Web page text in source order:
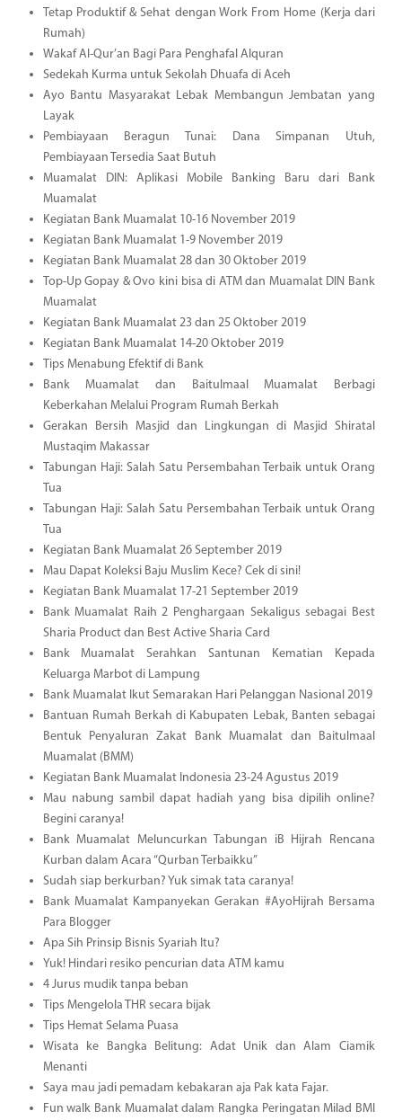
Tetap Produktif & Sehat dengan Work From Home (Kerja dari
Rumah)
Wakaf Al-Qur’an Bagi Para Penghafal Alquran
Sedekah Kurma untuk Sekolah Dhuafa di Aceh
Ayo Bantu Masyarakat Lebak Membangun Jembatan yang
Layak
Pembiayaan Beragun Tunai: Dana Simpanan Utuh,
Pembiayaan Tersedia Saat Butuh
Muamalat DIN: Aplikasi Mobile Banking Baru dari Bank
Muamalat
Kegiatan Bank Muamalat 10-16 November 2019
Kegiatan Bank Muamalat 1-9 November 2019
Kegiatan Bank Muamalat 28 dan 30 Oktober 2019
Top-Up Gopay & Ovo kini bisa di ATM dan Muamalat DIN Bank
Muamalat
Kegiatan Bank Muamalat 23 dan 25 Oktober 2019
Kegiatan Bank Muamalat 14-20 Oktober 2019
Tips Menabung Efektif di Bank
Bank Muamalat dan Baitulmaal Muamalat Berbagi
Keberkahan Melalui Program Rumah Berkah
Gerakan Bersih Masjid dan Lingkungan di Masjid Shiratal
Mustaqim Makassar
Tabungan Haji: Salah Satu Persembahan Terbaik untuk Orang
Tua
Tabungan Haji: Salah Satu Persembahan Terbaik untuk Orang
Tua
Kegiatan Bank Muamalat 26 September 2019
Mau Dapat Koleksi Baju Muslim Kece? Cek di sini!
Kegiatan Bank Muamalat 17-21 September 2019
Bank Muamalat Raih 2 Penghargaan Sekaligus sebagai Best
Sharia Product dan Best Active Sharia Card
Bank Muamalat Serahkan Santunan Kematian Kepada
Keluarga Marbot di Lampung
Bank Muamalat Ikut Semarakan Hari Pelanggan Nasional 2019
Bantuan Rumah Berkah di Kabupaten Lebak, Banten sebagai
Bentuk Penyaluran Zakat Bank Muamalat dan Baitulmaal
Muamalat (BMM)
Kegiatan Bank Muamalat Indonesia 23-24 Agustus 2019
Mau nabung sambil dapat hadiah yang bisa dipilih online?
Begini caranya!
Bank Muamalat Meluncurkan Tabungan iB Hijrah Rencana
Kurban dalam Acara “Qurban Terbaikku”
Sudah siap berkurban? Yuk simak tata caranya!
Bank Muamalat Kampanyekan Gerakan #AyoHijrah Bersama
Para Blogger
Apa Sih Prinsip Bisnis Syariah Itu?
Yuk! Hindari resiko pencurian data ATM kamu
4 Jurus mudik tanpa beban
Tips Mengelola THR secara bijak
Tips Hemat Selama Puasa
Wisata ke Bangka Belitung: Adat Unik dan Alam Ciamik
Menanti
Saya mau jadi pemadam kebakaran aja Pak kata Fajar.
Fun walk Bank Muamalat dalam Rangka Peringatan Milad BMI